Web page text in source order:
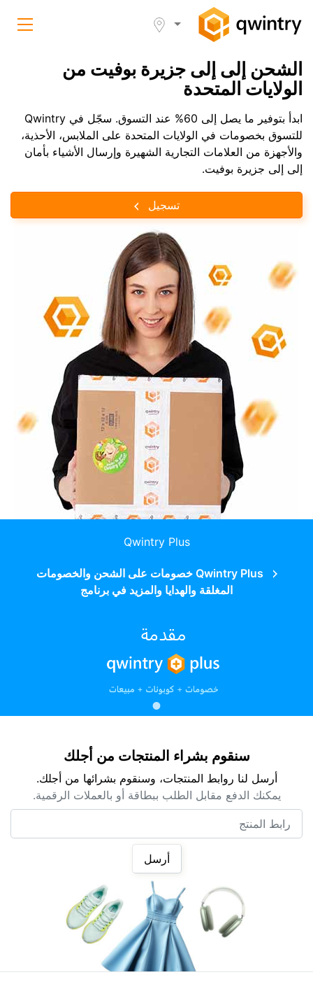
الشحن إلى إلى جزيرة بوفيت من
الولايات المتحدة
ابدأ بتوفير ما يصل إلى 60% عند التسوق. سجّل في Qwintry
للتسوق بخصومات في الولايات المتحدة على الملابس، الأحذية،
والأجهزة من العلامات التجارية الشهيرة وإرسال الأشياء بأمان
إلى إلى جزيرة بوفيت.
تسجيل
Qwintry Plus
Qwintry Plus خصومات على الشحن والخصومات
المغلقة والهدايا والمزيد في برنامج
سنقوم بشراء المنتجات من أجلك
أرسل لنا روابط المنتجات، وسنقوم بشرائها من أجلك.
يمكنك الدفع مقابل الطلب ببطاقة أو بالعملات الرقمية.
أرسل